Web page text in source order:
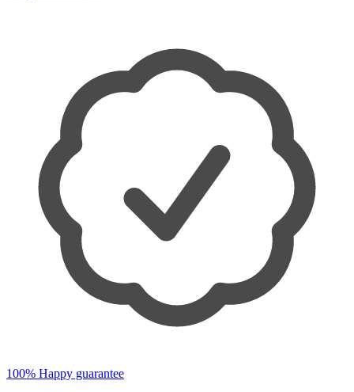
100% Happy guarantee